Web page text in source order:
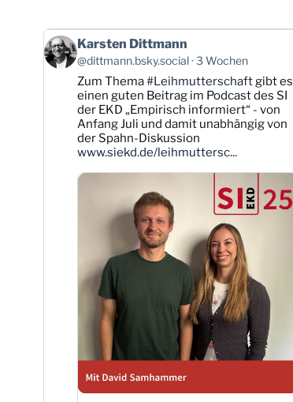
Beitrag
von
Karsten
Dittmann
Bluesky
ansehen
Karsten Dittmann
@dittmann.bsky.social 3 Wochen
Zum Thema#Leihmutterschaftgibt es
einen guten Beitrag im Podcast des SI
der EKD „Empirisch informiert“ - von
Anfang Juli und damit unabhängig von
der Spahn-Diskussion
www.siekd.de/leihmuttersc...